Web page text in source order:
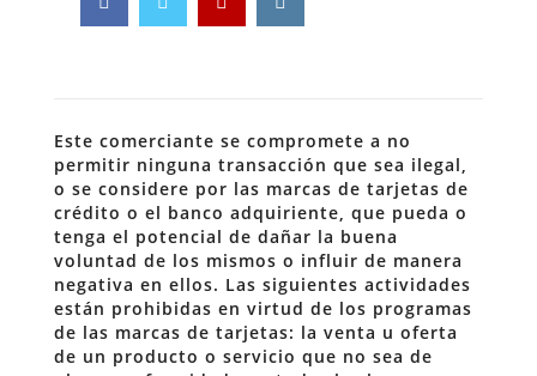
Este comerciante se compromete a no
permitir ninguna transacción que sea ilegal,
o se considere por las marcas de tarjetas de
crédito o el banco adquiriente, que pueda o
tenga el potencial de dañar la buena
voluntad de los mismos o influir de manera
negativa en ellos. Las siguientes actividades
están prohibidas en virtud de los programas
de las marcas de tarjetas: la venta u oferta
de un producto o servicio que no sea de